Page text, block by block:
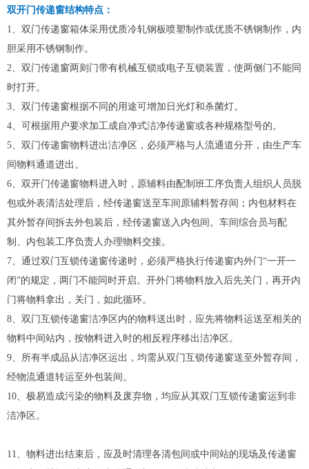
双开门传递窗结构特点：
1、双门传递窗箱体采用优质冷轧钢板喷塑制作或优质不锈钢制作，内
胆采用不锈钢制作。
2、双门传递窗两则门带有机械互锁或电子互锁装置，使两侧门不能同
时打开。
3、双门传递窗根据不同的用途可增加日光灯和杀菌灯。
4、可根据用户要求加工成自净式洁净传递窗或各种规格型号的。
5、双门传递窗物料进出洁净区，必须严格与人流通道分开，由生产车
间物料通道进出。
6、双开门传递窗物料进入时，原辅料由配制班工序负责人组织人员脱
包或外表清洁处理后，经传递窗送至车间原辅料暂存间；内包材料在
其外暂存间拆去外包装后，经传递窗送入内包间。车间综合员与配
制、内包装工序负责人办理物料交接。
7、通过双门互锁传递窗传递时，必须严格执行传递窗内外门“一开一
闭”的规定，两门不能同时开启。开外门将物料放入后先关门，再开内
门将物料拿出，关门，如此循环。
8、双门互锁传递窗洁净区内的物料送出时，应先将物料运送至相关的
物料中间站内，按物料进入时的相反程序移出洁净区。
9、所有半成品从洁净区运出，均需从双门互锁传递窗送至外暂存间，
经物流通道转运至外包装间。
10、极易造成污染的物料及废弃物，均应从其双门互锁传递窗运到非
洁净区。
11、物料进出结束后，应及时清理各清包间或中间站的现场及传递窗